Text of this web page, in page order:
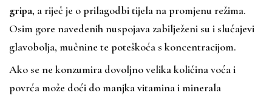
gripa, a riječ je o prilagodbi tijela na promjenu režima.
Osim gore navedenih nuspojava zabilježeni su i slučajevi
glavobolja, mučnine te poteškoća s koncentracijom.
Ako se ne konzumira dovoljno velika količina voća i
povrća može doći do manjka vitamina i minerala